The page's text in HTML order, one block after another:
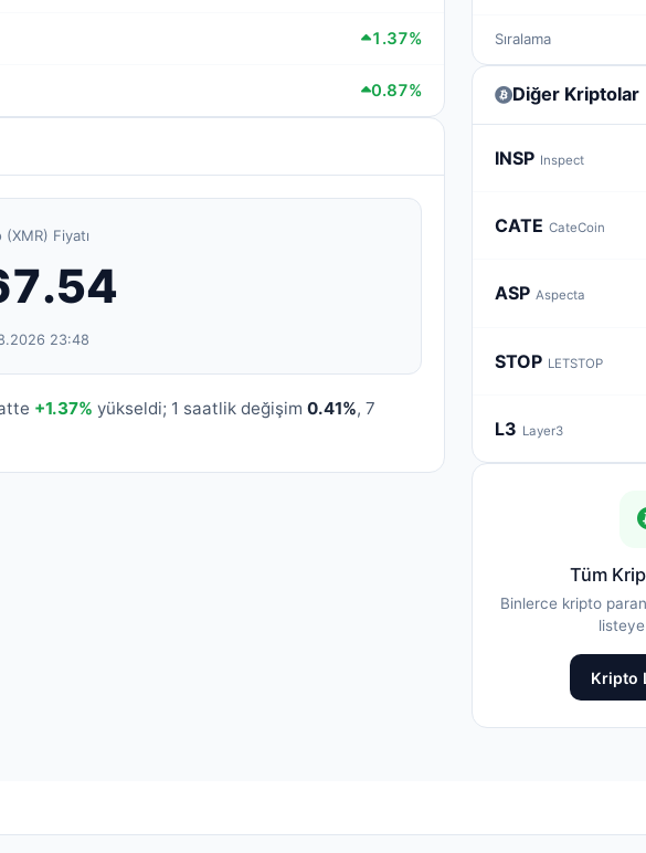
1.37%
0.87%
Fiyatı
23:48
+1.37% yükseldi; 1 saatlik değişim 0.41%, 7
Sıralama
Diğer Kriptolar
INSP Inspect
CATE CateCoin
ASP Aspecta
STOP LETSTOP
L3 Layer3
Tüm
Binlerce kripto
Kripto